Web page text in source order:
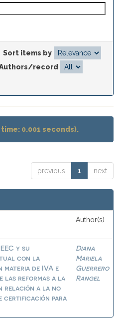
Sort items by
record
0.001 seconds).
previous 1 next
Author(s)
y su
con la
de IVA e
las reformas a la
relación a la no
certificación para
Diana
Mariela
Guerrero
Rangel